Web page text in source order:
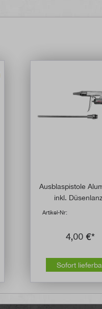
Ausblaspistole
inkl.
Artikel-Nr:
4,00 €*
Sofort